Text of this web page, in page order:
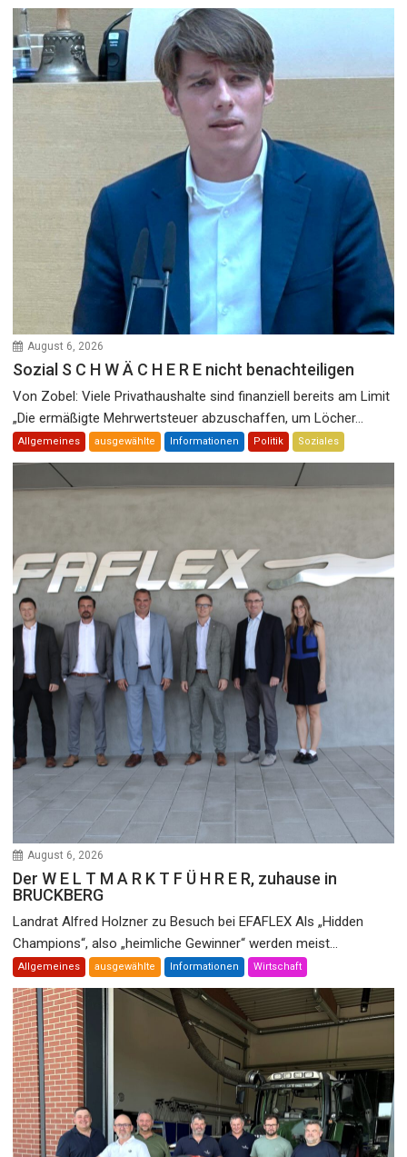
August 6, 2026
Sozial S C H W Ä C H E R E nicht benachteiligen
Von Zobel: Viele Privathaushalte sind finanziell bereits am Limit
„Die ermäßigte Mehrwertsteuer abzuschaffen, um Löcher...
Allgemeines ausgewählte Informationen Politik Soziales
August 6, 2026
Der W E L T M A R K T F Ü H R E R, zuhause in
BRUCKBERG
Landrat Alfred Holzner zu Besuch bei EFAFLEX Als „Hidden
Champions“, also „heimliche Gewinner“ werden meist...
Allgemeines ausgewählte Informationen Wirtschaft